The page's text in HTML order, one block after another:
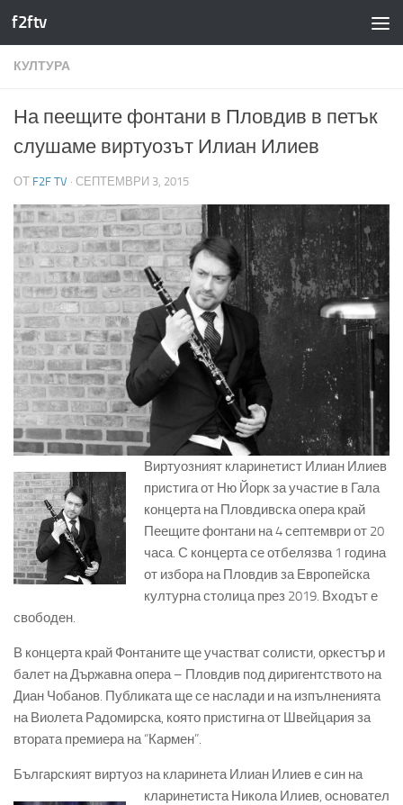
Към съдържанието
f2ftv
КУЛТУРА
На пеещите фонтани в Пловдив в петък
слушаме виртуозът Илиан Илиев
ОТ F2F TV · СЕПТЕМВРИ 3, 2015
Виртуозният кларинетист Илиан Илиев
пристига от Ню Йорк за участие в Гала
концерта на Пловдивска опера край
Пеещите фонтани на 4 септември от 20
часа. С концерта се отбелязва 1 година
от избора на Пловдив за Европейска
културна столица през 2019. Входът е
свободен.
В концерта край Фонтаните ще участват солисти, оркестър и
балет на Държавна опера – Пловдив под диригентството на
Диан Чобанов. Публиката ще се наслади и на изпълненията
на Виолета Радомирска, която пристигна от Швейцария за
втората премиера на “Кармен”.
Българският виртуоз на кларинета Илиан Илиев е син на
кларинетистаНикола Илиев, основател